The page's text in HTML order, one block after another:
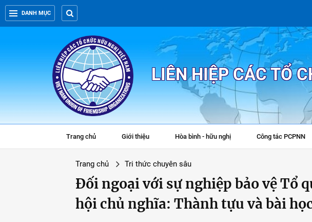
DANH MỤC
LIÊN HIỆP CÁC TỔ
Trang chủ Giới thiệu Hòa bình - hữu nghị Công tác PCPNN
Trang chủ Tri thức chuyên sâu
Đối ngoại với sự nghiệp bảo vệ Tổ
hội chủ nghĩa: Thành tựu và bài